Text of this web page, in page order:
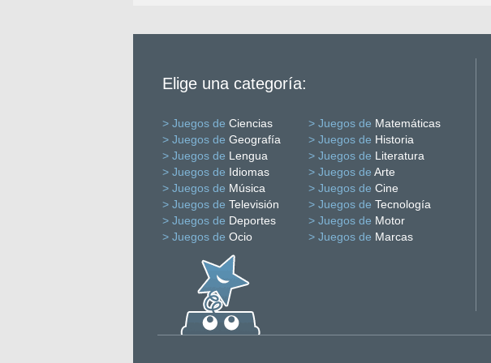
Elige una categoría:
> Juegos de Ciencias > Juegos de Matemáticas
> Juegos de Geografía > Juegos de Historia
> Juegos de Lengua > Juegos de Literatura
> Juegos de Idiomas > Juegos de Arte
> Juegos de Música > Juegos de Cine
> Juegos de Televisión > Juegos de Tecnología
> Juegos de Deportes > Juegos de Motor
> Juegos de Ocio > Juegos de Marcas